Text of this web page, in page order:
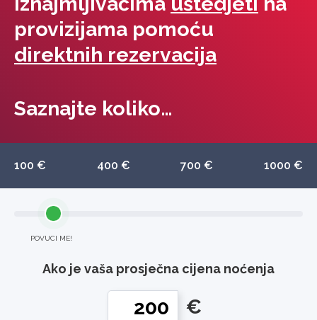
provizijama pomoću
direktnih rezervacija
Saznajte koliko…
100 € 400 € 700 € 1000 €
POVUCI ME!
Ako je vaša prosječna cijena noćenja
€